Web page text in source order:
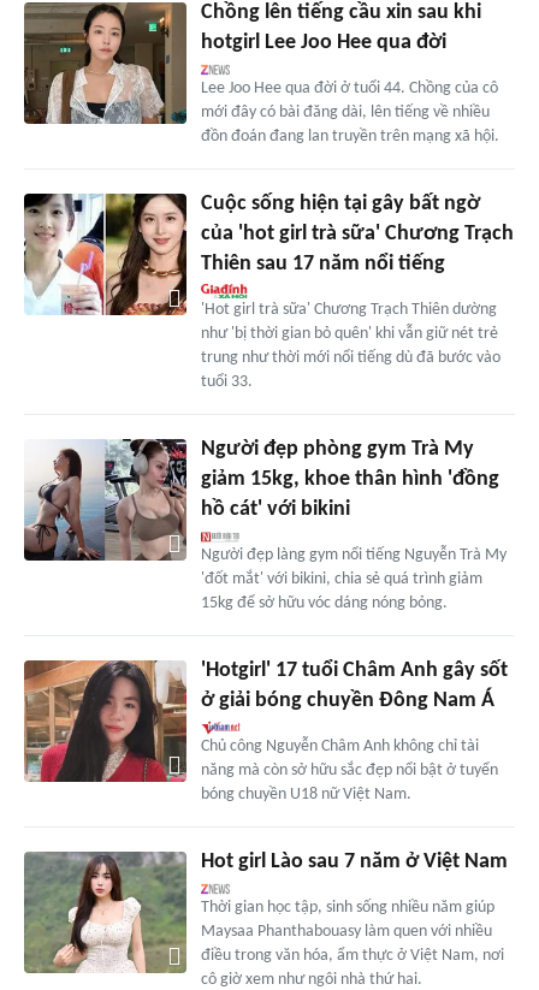
Chồng lên tiếng cầu xin sau khi
hotgirl Lee Joo Hee qua đời
Lee Joo Hee qua đời ở tuổi 44. Chồng của cô
mới đây có bài đăng dài, lên tiếng về nhiều
đồn đoán đang lan truyền trên mạng xã hội.
Cuộc sống hiện tại gây bất ngờ
của 'hot girl trà sữa' Chương Trạch
Thiên sau 17 năm nổi tiếng
'Hot girl trà sữa' Chương Trạch Thiên dường
như 'bị thời gian bỏ quên' khi vẫn giữ nét trẻ
trung như thời mới nổi tiếng dù đã bước vào
tuổi 33.
Người đẹp phòng gym Trà My
giảm 15kg, khoe thân hình 'đồng
hồ cát' với bikini
Người đẹp làng gym nổi tiếng Nguyễn Trà My
'đốt mắt' với bikini, chia sẻ quá trình giảm
15kg để sở hữu vóc dáng nóng bỏng.
'Hotgirl' 17 tuổi Châm Anh gây sốt
ở giải bóng chuyền Đông Nam Á
Chủ công Nguyễn Châm Anh không chỉ tài
năng mà còn sở hữu sắc đẹp nổi bật ở tuyển
bóng chuyền U18 nữ Việt Nam.
Hot girl Lào sau 7 năm ở Việt Nam
Thời gian học tập, sinh sống nhiều năm giúp
Maysaa Phanthabouasy làm quen với nhiều
điều trong văn hóa, ẩm thực ở Việt Nam, nơi
cô giờ xem như ngôi nhà thứ hai.